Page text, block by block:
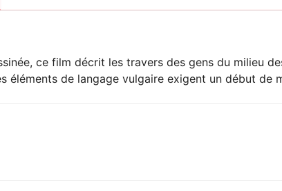
ce film décrit les travers des gens du milieu
éléments de langage vulgaire exigent un début de